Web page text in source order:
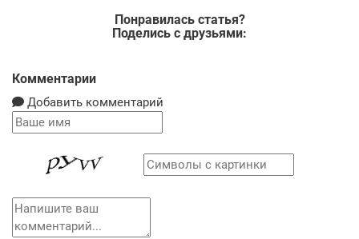
Понравилась статья?
Поделись с друзьями:
Комментарии
Добавить комментарий